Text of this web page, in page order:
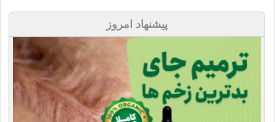
پیشنهاد امروز